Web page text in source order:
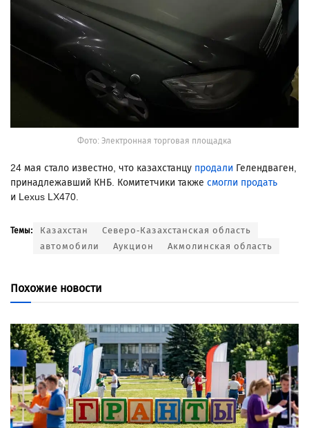
Фото: Электронная торговая площадка
24 мая стало известно, что казахстанцу продали Гелендваген,
принадлежавший КНБ. Комитетчики также смогли продать
и Lexus LX470.
Темы: Казахстан
Северо-Казахстанская область
автомобили
Аукцион Акмолинская область
Похожие новости